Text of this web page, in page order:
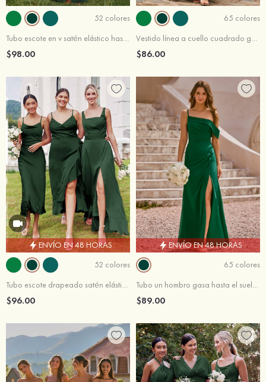
52 colores
Tubo escote en v satén elástico hasta el suelo vestido de dama de honor
$98.00
65 colores
Vestido línea a cuello cuadrado gasa hasta el suelo vestido de dama de honor
$86.00
ENVÍO EN 48 HORAS
52 colores
Tubo escote drapeado satén elástico hasta la tibia vestido de dama de honor
$96.00
ENVÍO EN 48 HORAS
65 colores
Tubo un hombro gasa hasta el suelo vestido de dama de honor
$89.00